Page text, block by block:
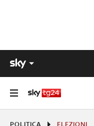
POLITICA ELEZIONI